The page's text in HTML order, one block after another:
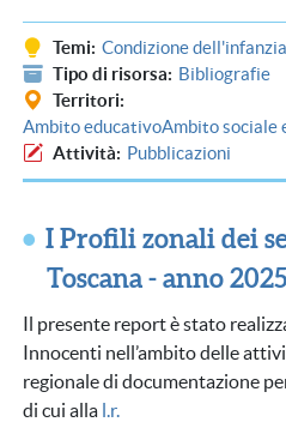
Temi Condizione
Tipo di risorsa
Bibliografie
Territori
Ambito educativoAmbito sociale
Attività
Pubblicazioni
I Profili zonali dei
Toscana - anno 2025
Il presente report è stato
Innocenti nell’ambito delle
regionale di documentazione per
di cui alla l.r.